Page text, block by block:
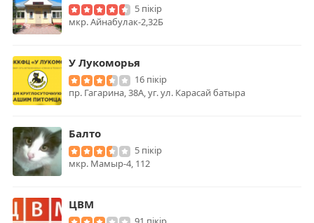
5 пікір
мкр. Айнабулак-2,32Б
У Лукоморья
16 пікір
пр. Гагарина, 38А, уг. ул. Карасай батыра
Балто
5 пікір
мкр. Мамыр-4, 112
ЦВМ